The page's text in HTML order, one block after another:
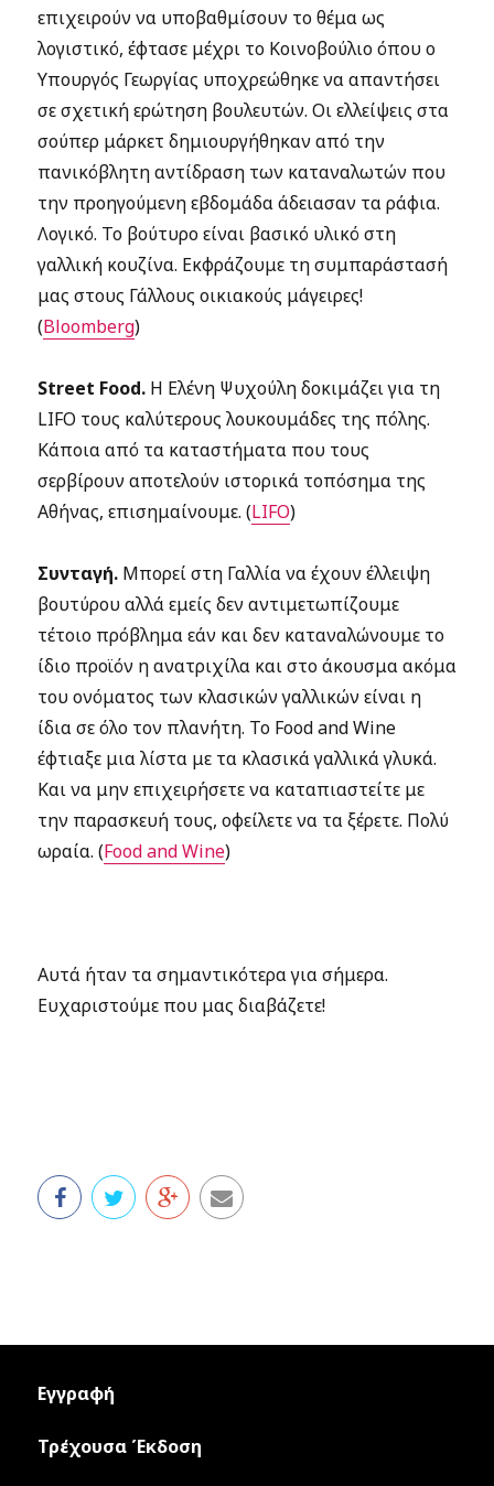
επιχειρούν να υποβαθμίσουν το θέμα ως
λογιστικό, έφτασε μέχρι το Κοινοβούλιο όπου ο
Υπουργός Γεωργίας υποχρεώθηκε να απαντήσει
σε σχετική ερώτηση βουλευτών. Οι ελλείψεις στα
σούπερ μάρκετ δημιουργήθηκαν από την
πανικόβλητη αντίδραση των καταναλωτών που
την προηγούμενη εβδομάδα άδειασαν τα ράφια.
Λογικό. Το βούτυρο είναι βασικό υλικό στη
γαλλική κουζίνα. Εκφράζουμε τη συμπαράστασή
μας στους Γάλλους οικιακούς μάγειρες!
(Bloomberg)
Street Food. Η Ελένη Ψυχούλη δοκιμάζει για τη
LIFO τους καλύτερους λουκουμάδες της πόλης.
Κάποια από τα καταστήματα που τους
σερβίρουν αποτελούν ιστορικά τοπόσημα της
Αθήνας, επισημαίνουμε. (LIFO)
Συνταγή. Μπορεί στη Γαλλία να έχουν έλλειψη
βουτύρου αλλά εμείς δεν αντιμετωπίζουμε
τέτοιο πρόβλημα εάν και δεν καταναλώνουμε το
ίδιο προϊόν η ανατριχίλα και στο άκουσμα ακόμα
του ονόματος των κλασικών γαλλικών είναι η
ίδια σε όλο τον πλανήτη. Το Food and Wine
έφτιαξε μια λίστα με τα κλασικά γαλλικά γλυκά.
Και να μην επιχειρήσετε να καταπιαστείτε με
την παρασκευή τους, οφείλετε να τα ξέρετε. Πολύ
ωραία. (Food and Wine)
Αυτά ήταν τα σημαντικότερα για σήμερα.
Ευχαριστούμε που μας διαβάζετε!
Εγγραφή
Τρέχουσα Έκδοση